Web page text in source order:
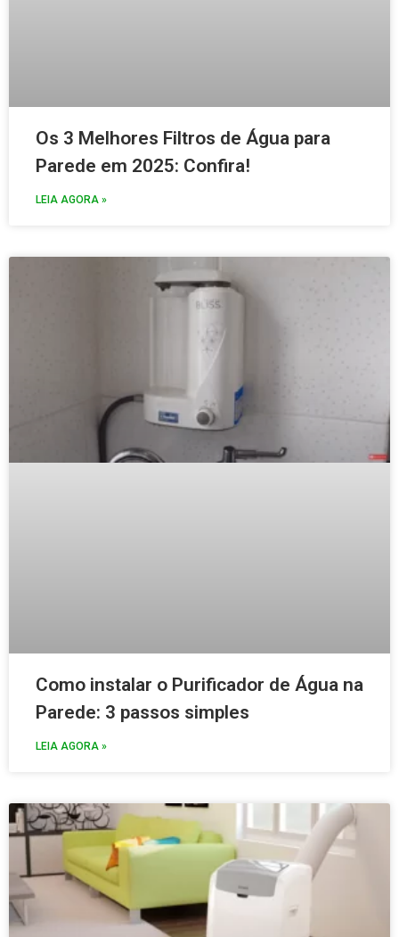
Os 3 Melhores Filtros de Água para
Parede em 2025: Confira!
LEIA AGORA »
Como instalar o Purificador de Água na
Parede: 3 passos simples
LEIA AGORA »